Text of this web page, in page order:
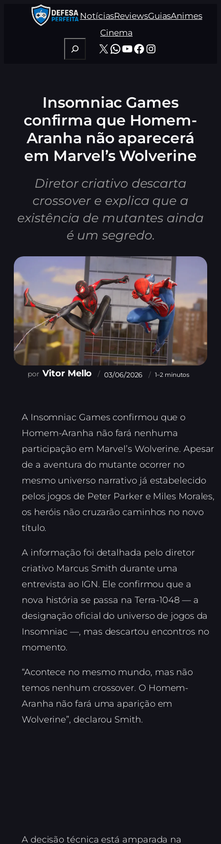
NotíciasReviewsGuiasAnimes
Cinema
Pesquisar
X WhatsApp
Youtube
Facebook
Instagram
Insomniac Games
confirma que Homem-
Aranha não aparecerá
em Marvel’s Wolverine
Diretor criativo descarta
crossover e explica que a
existência de mutantes ainda
é um segredo.
Vitor Mello 03/06/2026 1–2 minutos
A Insomniac Games confirmou que o
Homem-Aranha não fará nenhuma
participação em Marvel’s Wolverine. Apesar
de a aventura do mutante ocorrer no
mesmo universo narrativo já estabelecido
pelos jogos de Peter Parker e Miles Morales,
os heróis não cruzarão caminhos no novo
título.
A informação foi detalhada pelo diretor
criativo Marcus Smith durante uma
entrevista ao IGN. Ele confirmou que a
nova história se passa na Terra-1048 — a
designação oficial do universo de jogos da
Insomniac —, mas descartou encontros no
momento.
“Acontece no mesmo mundo, mas não
temos nenhum crossover. O Homem-
Aranha não fará uma aparição em
Wolverine”, declarou Smith.
A decisão técnica está amparada na